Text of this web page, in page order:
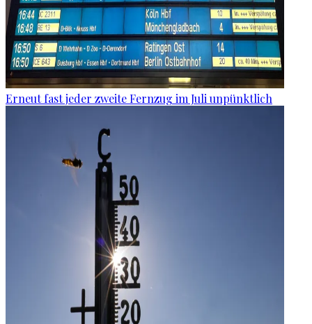
Erneut fast jeder zweite Fernzug im Juli unpünktlich